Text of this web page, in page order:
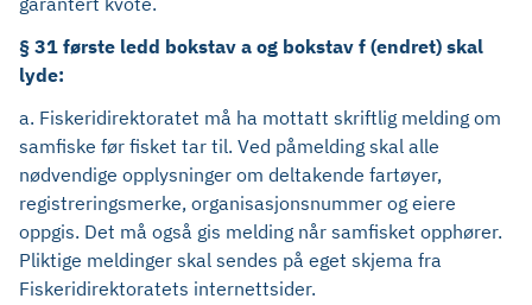
§ 31 første ledd bokstav a og bokstav f (endret) skal
lyde:
a. Fiskeridirektoratet må ha mottatt skriftlig melding om
samfiske før fisket tar til. Ved påmelding skal alle
nødvendige opplysninger om deltakende fartøyer,
registreringsmerke, organisasjonsnummer og eiere
oppgis. Det må også gis melding når samfisket opphører.
Pliktige meldinger skal sendes på eget skjema fra
Fiskeridirektoratets internettsider.